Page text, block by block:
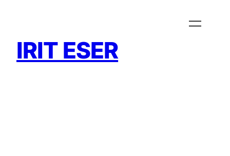
IRIT ESER